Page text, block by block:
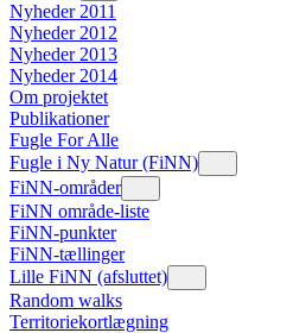
Nyheder 2011
Nyheder 2012
Nyheder 2013
Nyheder 2014
Om projektet
Publikationer
Fugle For Alle
Fugle i Ny Natur (FiNN)
FiNN-områder
FiNN område-liste
FiNN-punkter
FiNN-tællinger
Lille FiNN (afsluttet)
Random walks
Territoriekortlægning